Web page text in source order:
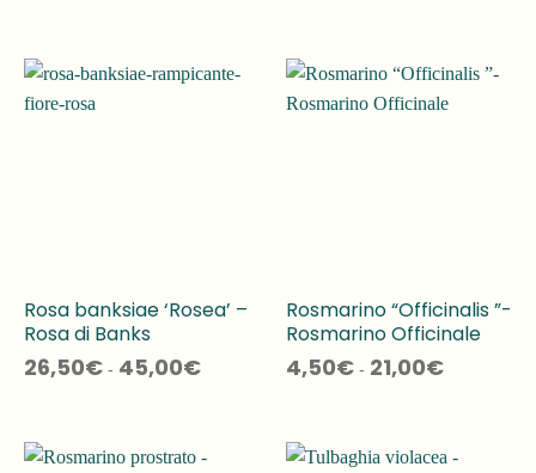
Rosa banksiae ‘Rosea’ –
Rosa di Banks
26,50€ - 45,00€di
Rosmarino “Officinalis ”-
Rosmarino Officinale
4,50€ - 21,00€di
21,00€